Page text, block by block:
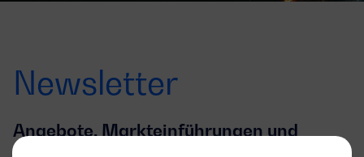
Newsletter
Angebote, Markteinführungen und